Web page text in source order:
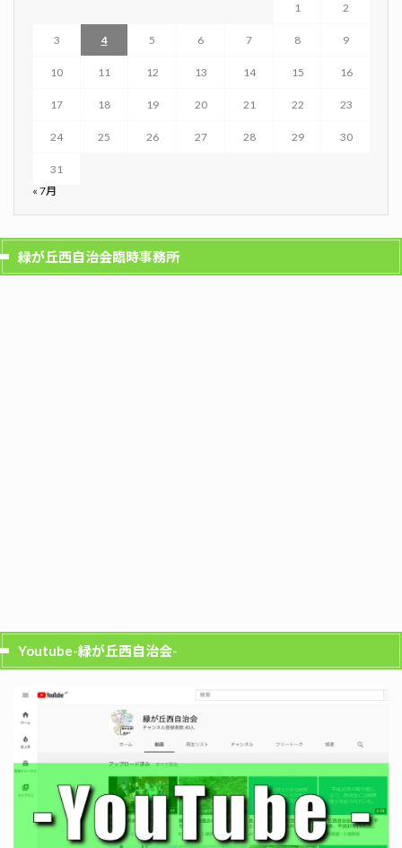
1 2
3 4 5 6 7 8 9
10 11 12 13 14 15 16
17 18 19 20 21 22 23
24 25 26 27 28 29 30
31
« 7月
緑が丘西自治会臨時事務所
Youtube-緑が丘西自治会-